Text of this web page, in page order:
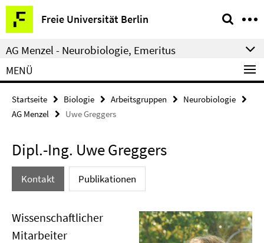
Springe
direkt
zu
Inhalt
Freie Universität Berlin
Service-
Navigation
AG Menzel - Neurobiologie, Emeritus
MENÜ
Startseite Biologie Arbeitsgruppen
Neurobiologie
AG Menzel
Uwe Greggers
Dipl.-Ing. Uwe Greggers
Kontakt Publikationen
Wissenschaftlicher
Mitarbeiter